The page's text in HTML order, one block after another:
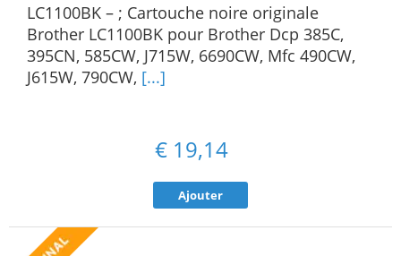
LC1100BK – ; Cartouche noire originale
Brother LC1100BK pour Brother Dcp 385C,
395CN, 585CW, J715W, 6690CW, Mfc 490CW,
J615W, 790CW, [...]
€ 19,14
Ajouter